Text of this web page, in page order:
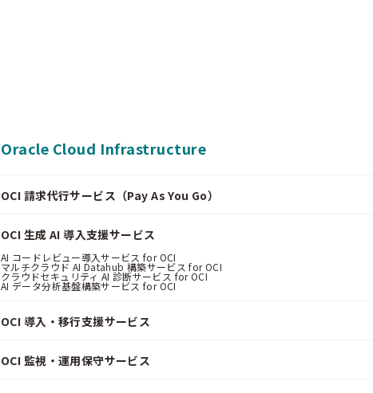
Oracle Cloud Infrastructure
OCI 請求代行サービス（Pay As You Go）
OCI 生成 AI 導入支援サービス
AI コードレビュー導入サービス for OCI
マルチクラウド AI Datahub 構築サービス for OCI
クラウドセキュリティ AI 診断サービス for OCI
AI データ分析基盤構築サービス for OCI
OCI 導入・移行支援サービス
OCI 監視・運用保守サービス